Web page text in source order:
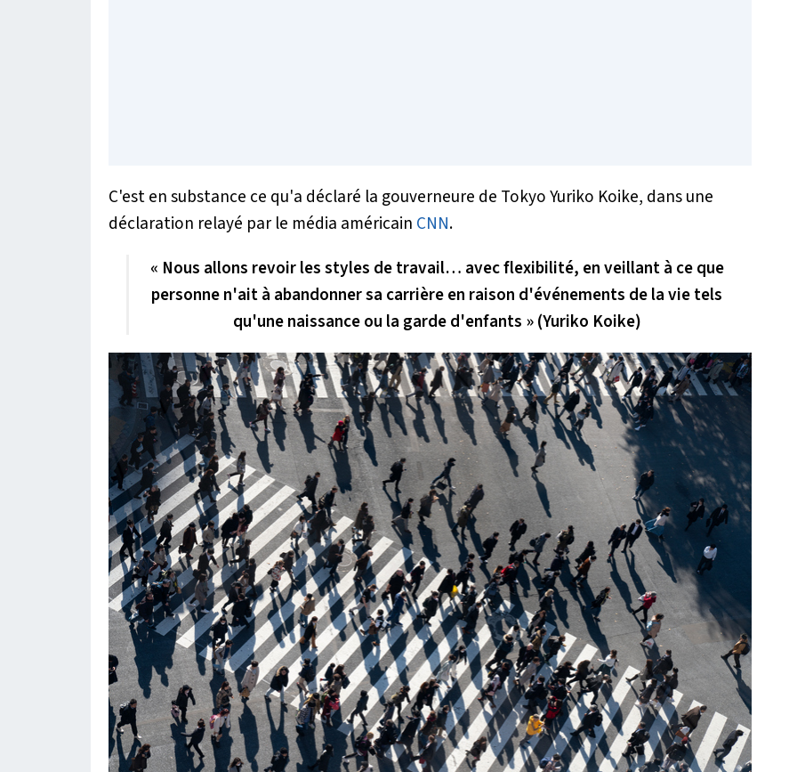
C'est en substance ce qu'a déclaré la gouverneure de Tokyo Yuriko Koike, dans une
déclaration relayé par le média américain CNN.
« Nous allons revoir les styles de travail… avec flexibilité, en veillant à ce que
personne n'ait à abandonner sa carrière en raison d'événements de la vie tels
qu'une naissance ou la garde d'enfants » (Yuriko Koike)